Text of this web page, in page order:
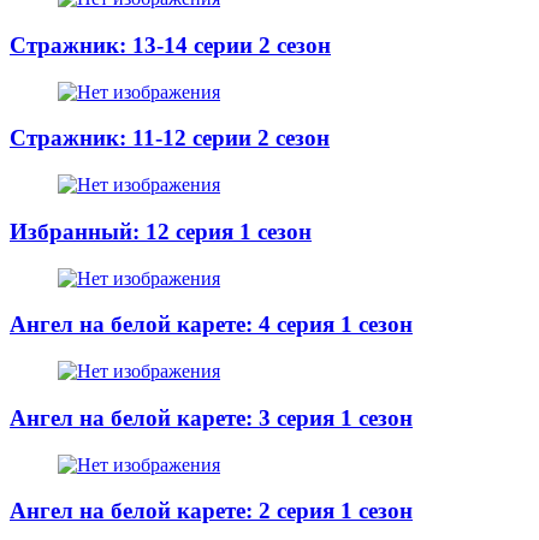
Стражник: 13-14 серии 2 сезон
Стражник: 11-12 серии 2 сезон
Избранный: 12 серия 1 сезон
Ангел на белой карете: 4 серия 1 сезон
Ангел на белой карете: 3 серия 1 сезон
Ангел на белой карете: 2 серия 1 сезон